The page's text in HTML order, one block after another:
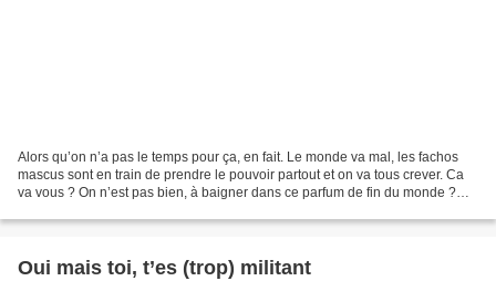
Alors qu’on n’a pas le temps pour ça, en fait. Le monde va mal, les fachos
mascus sont en train de prendre le pouvoir partout et on va tous crever. Ca
va vous ? On n’est pas bien, à baigner dans ce parfum de fin du monde ?
Oui mais toi, t’es (trop) militant